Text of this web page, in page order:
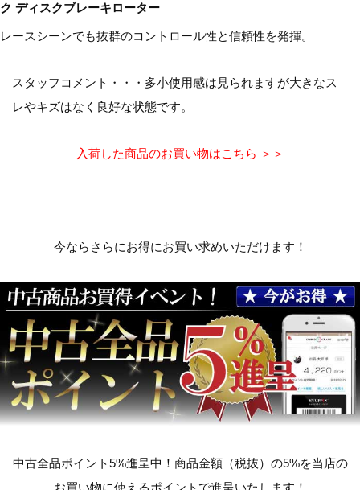
ク ディスクブレーキローター
レースシーンでも抜群のコントロール性と信頼性を発揮。
スタッフコメント・・・多小使用感は見られますが大きなス
レやキズはなく良好な状態です。
入荷した商品のお買い物はこちら ＞＞
今ならさらにお得にお買い求めいただけます！
中古全品ポイント5%進呈中！商品金額（税抜）の5%を当店の
お買い物に使えるポイントで進呈いたします！